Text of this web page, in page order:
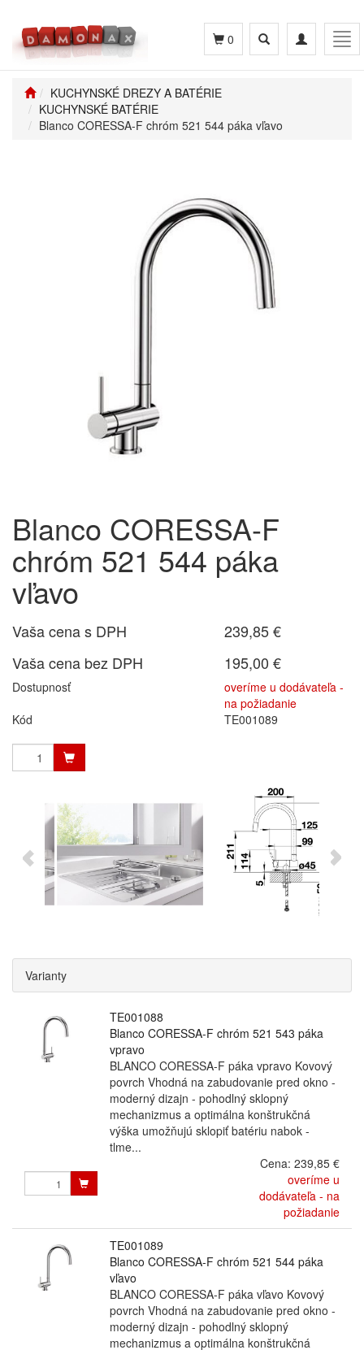
Toggle
navigation
Toggle
search
0
KUCHYNSKÉ DREZY A BATÉRIE
KUCHYNSKÉ BATÉRIE
Blanco CORESSA-F chróm 521 544 páka vľavo
Blanco CORESSA-F
chróm 521 544 páka
vľavo
Vaša cena s DPH
239,85 €
Vaša cena bez DPH
195,00 €
Dostupnosť
overíme u dodávateľa -
na požiadanie
Kód
TE001089
Varianty
TE001088
Blanco CORESSA-F chróm 521 543 páka
vpravo
BLANCO CORESSA-F páka vpravo Kovový
povrch Vhodná na zabudovanie pred okno -
moderný dizajn - pohodlný sklopný
mechanizmus a optimálna konštrukčná
výška umožňujú sklopiť batériu nabok -
tlme...
Cena: 239,85 €
overíme u
dodávateľa - na
požiadanie
TE001089
Blanco CORESSA-F chróm 521 544 páka
vľavo
BLANCO CORESSA-F páka vľavo Kovový
povrch Vhodná na zabudovanie pred okno -
moderný dizajn - pohodlný sklopný
mechanizmus a optimálna konštrukčná